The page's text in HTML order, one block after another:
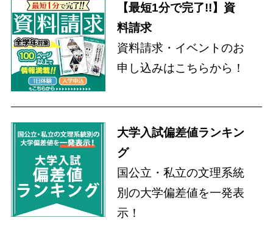
【最短1分で完了!!】資
料請求
資料請求・イベントのお
申し込みはこちらから！
大学入試偏差値ランキン
グ
国公立・私立の文理系統
別の大学偏差値を一発表
示！